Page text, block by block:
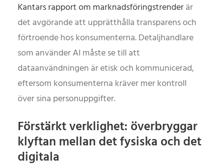
Kantars rapport om marknadsföringstrenderär
det avgörande att upprätthålla transparens och
förtroende hos konsumenterna. Detaljhandlare
som använder AI måste se till att
dataanvändningen är etisk och kommunicerad,
eftersom konsumenterna kräver mer kontroll
över sina personuppgifter.
Förstärkt verklighet: överbryggar
klyftan mellan det fysiska och det
digitala